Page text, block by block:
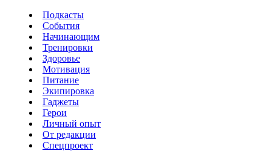
Подкасты
События
Начинающим
Тренировки
Здоровье
Мотивация
Питание
Экипировка
Гаджеты
Герои
Личный опыт
От редакции
Спецпроект